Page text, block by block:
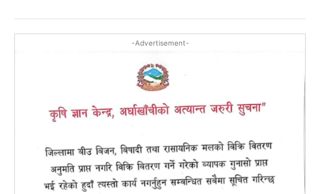
-Advertisement-